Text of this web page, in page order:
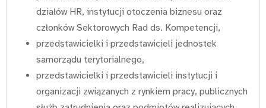
działów HR, instytucji otoczenia biznesu oraz
członków Sektorowych Rad ds. Kompetencji,
przedstawicielki i przedstawicieli jednostek
samorządu terytorialnego,
przedstawicielki i przedstawicieli instytucji i
organizacji związanych z rynkiem pracy, publicznych